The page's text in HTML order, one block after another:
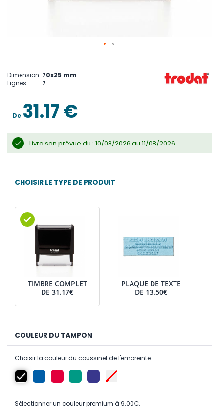
beginning
of
gallery
Dimension 70x25 mm
Lignes
7
De 31.17 €
Livraison prévue du : 10/08/2026 au 11/08/2026
CHOISIR LE TYPE DE PRODUIT
TIMBRE COMPLET
DE 31.17€
PLAQUE DE TEXTE
DE 13.50€
COULEUR DU TAMPON
Choisir la couleur du coussinet de l'empreinte.
Sélectionner un couleur premium à 9.00€.